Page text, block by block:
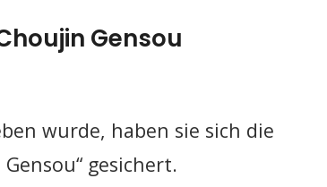
Gensou
wurde, haben sie sich die
gesichert.